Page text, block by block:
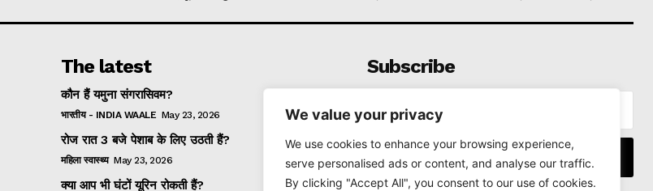
We value your privacy
We use cookies to enhance your browsing experience,
serve personalised ads or content, and analyse our traffic.
By clicking "Accept All", you consent to our use of cookies.
The latest
कौन हैं यमुना संगरासिवम?
भारतीय - INDIA WAALE May 23, 2026
रोज रात 3 बजे पेशाब के लिए उठती हैं?
महिला स्वास्थ्य May 23, 2026
क्या आप भी घंटों यूरिन रोकती हैं?
Subscribe
I WANT IN